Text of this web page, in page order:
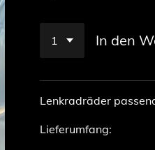
In den
Lenkradräder
Lieferumfang: